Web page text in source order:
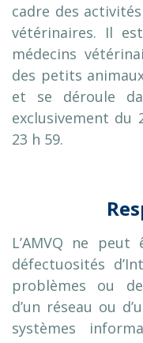
cadre des
vétérinaires. Il
médecins
des petits
et se déroule
exclusivement du
23 h 59.
L’AMVQ ne
défectuosités
problèmes ou
d’un réseau ou
systèmes